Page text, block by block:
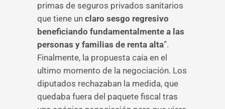
primas de seguros privados sanitarios
que tiene un claro sesgo regresivo
beneficiando fundamentalmente a las
personas y familias de renta alta”.
Finalmente, la propuesta caía en el
ultimo momento de la negociación. Los
diputados rechazaban la medida, que
quedaba fuera del paquete fiscal tras